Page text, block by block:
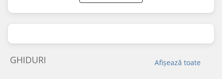
Afișează toate
GHIDURI